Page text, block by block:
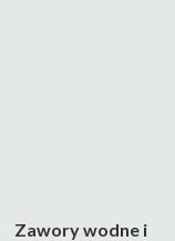
Zawory wodne i